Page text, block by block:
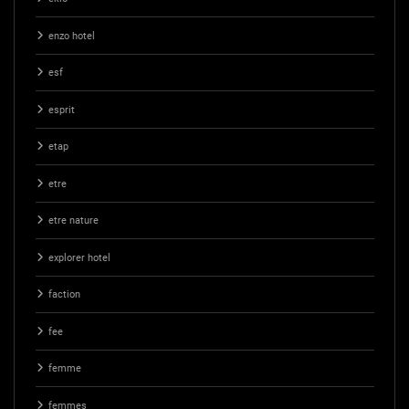
enzo hotel
esf
esprit
etap
etre
etre nature
explorer hotel
faction
fee
femme
femmes